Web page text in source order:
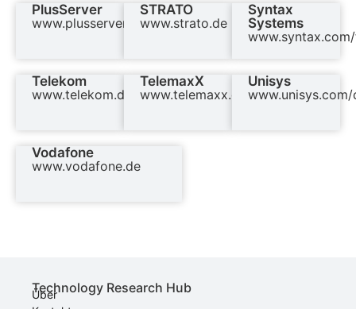
PlusServer
www.plusserver.com
STRATO
www.strato.de
Syntax
Systems
Telekom
www.telekom.de
TelemaxX
www.telemaxx.de
Unisys
www.unisys.com/
Vodafone
www.vodafone.de
Technology Research Hub
Über